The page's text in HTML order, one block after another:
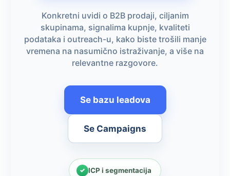
Konkretni uvidi o B2B prodaji, ciljanim
skupinama, signalima kupnje, kvaliteti
podataka i outreach-u, kako biste trošili manje
vremena na nasumično istraživanje, a više na
relevantne razgovore.
Se bazu leadova
Se Campaigns
ICP i segmentacija